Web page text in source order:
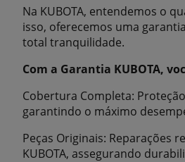
Na KUBOTA, entendemos o
isso, oferecemos uma
total tranquilidade.
Com a Garantia KUBOTA,
Cobertura Completa:
garantindo o máximo
Peças Originais: Reparações
KUBOTA, assegurando